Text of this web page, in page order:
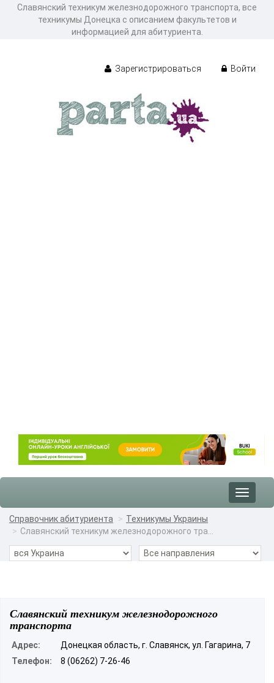
Славянский техникум железнодорожного транспорта, все
техникумы Донецка с описанием факультетов и
информацией для абитуриента.
Зарегистрироваться Войти
Toggle
Справочник абитуриента
Техникумы Украины
Славянский техникум железнодорожного тра...
Славянский техникум железнодорожного
транспорта
Адрес:
Донецкая область, г. Славянск, ул. Гагарина, 7
Телефон:
8 (06262) 7-26-46